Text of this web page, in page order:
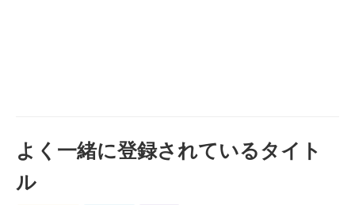
よく一緒に登録されているタイト
ル